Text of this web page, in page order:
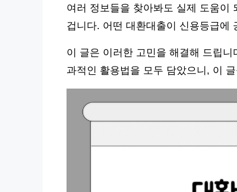
여러 정보들을 찾아봐도 실제 도움이
겁니다. 어떤 대환대출이 신용등급에
이 글은 이러한 고민을 해결해 드립
과적인 활용법을 모두 담았으니, 이